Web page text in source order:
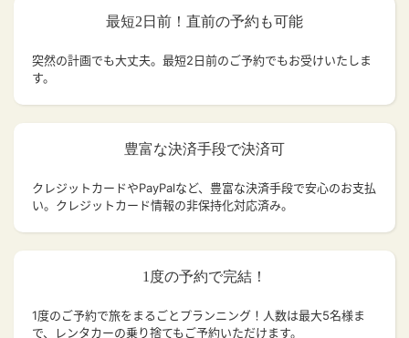
最短2日前！直前の予約も可能
突然の計画でも大丈夫。 最短2日前のご予約でもお受けいたしま
す。
豊富な決済手段で決済可
クレジットカードやPayPalなど、豊富な決済手段で安心のお支払
い。クレジットカード情報の非保持化対応済み。
1度の予約で完結！
1度のご予約で旅をまるごとプランニング！人数は最大5名様ま
で、レンタカーの乗り捨てもご予約いただけます。